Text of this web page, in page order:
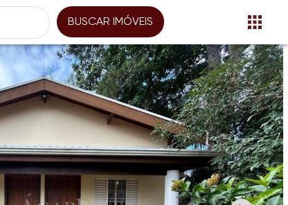
BUSCAR IMÓVEIS